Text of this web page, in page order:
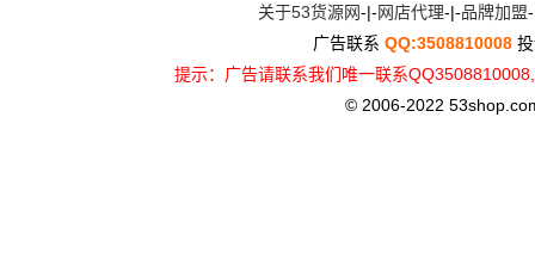
关于53货源网-|-网店代理-|-品牌加盟
广告联系 QQ:3508810008
提示：广告请联系我们唯一联系
© 2006-2022